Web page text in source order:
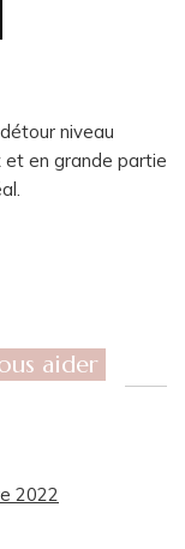
niveau
et en grande partie
aider
2022